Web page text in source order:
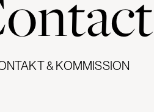
& KOMMISSION